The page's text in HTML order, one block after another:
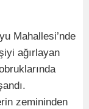
Mahallesi’nde
ağırlayan
zemininden